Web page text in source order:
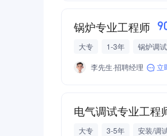
锅炉专业工程师
大专 1-3年 锅炉调试
李先生·招聘经理
立
电气调试专业工程
大专 3-5年 安装/调